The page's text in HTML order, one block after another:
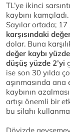
TL’ye ikinci
kaybını
Sayılar ortada; 17
karşısındaki
dolar. Buna
değer kaybı
düşüş yüzde 2’yi
ise son 30 yılda
aşınmasında
kaybının
artışı önemli bir
bu silahı